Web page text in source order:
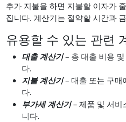
추가 지불을 하면 지불할 이자가
집니다. 계산기는 절약할 시간과
유용할 수 있는 관련
대출 계산기– 총 대출 비용
다.
지불 계산기– 대출 또는 구매
다.
부가세 계산기– 제품 및 서비
니다.